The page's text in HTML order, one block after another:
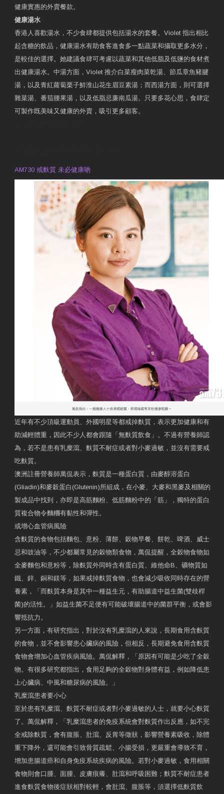
健康實惠的外賣餐款。
健康湯水
香港人喜歡湯水，不少食肆都提供包括湯水的套餐。Violet 指出相比
起含糖的飲品，健康湯水有助食客進食多一點蔬菜和攝取更多水分，
是較佳的選擇。她建議食肆可考慮以蔬菜和其他低脂及低鹽的食材煮
出健康湯水。中湯方面，Violet 推介白菜瘦肉菜乾湯、節瓜章魚豬腱
湯，以及青紅蘿蔔栗子鮮淮山花生眉豆素湯；而西湯方面，則可選擇
雜菜湯、番茄腰果湯，以及低脂忌廉南瓜湯。只要多花心思，食肆定
可製作既美味又健康的外賣，吸引更多顧客。
AM730 戒麩質 未必健康啲
近年有不少頂級運動員、外國明星等都戒掉麩質，表示更加健康和有
助減輕體重，因此不少人都會跟隨「無麩質飲食」。不過有營養師認
為，若不是患有乳糜瀉、麩質不耐症或者對小麥過敏，並沒有需要戒
吃麩質。
澳洲註冊營養師萬侃表示，麩質是一種蛋白質，由麥醇溶蛋白
(Gliadin)和麥穀蛋白(Glutenin)所組成，在小麥、大麥和黑麥及相關的
製成品中找到，亦即是高筋麵粉、低筋麵粉中的「筋」，獨特的蛋白
質複合物令麵糰有黏性和彈性。
或增心血管病風險
含麩質的食物包括麵包、意粉、薄餅、穀物早餐、餅乾、啤酒、威士
忌和豉油等，不少都屬常見的穀物類食物，萬侃提醒，全穀物食物如
全麥麵包和意粉等，除麩質外同時含有蛋白質、維他命B、礦物質如
鐵、鋅、銅和鎂等，如果戒掉麩質食物，也會減少吸收同時存在的營
養素，「而麩質本身是其中一種益生元，有助腸道中益生菌(雙歧桿
菌)的活性。」如益生菌不足便有可能破壞腸道中的菌群平衡，或會影
響抵抗力。
另一方面，有研究指出，對於沒有乳糜瀉的人來說，長期食用含麩質
的食物，並不會影響患心臟病的風險，但相反，長期避免食用含麩質
食物會增加心血管疾病風險。萬侃解釋，「原因有可能是少吃了全穀
物。有很多研究都指出，食用足夠的全穀物對身體有益，例如降低患
上心臟病、中風和糖尿病的風險。」
乳糜瀉患者要小心
至於患有乳糜瀉、麩質不耐症或者對小麥過敏的人士，就要小心麩質
了。萬侃解釋，「乳糜瀉患者的免疫系統會對麩質作出反應，如不完
全戒除麩質，會有腹脹、肚瀉、反胃等徵狀，影響營養素吸收，除體
重下降外，還可能會引致骨質疏鬆、小腸受損，更嚴重會導致不育，
增加患腸道癌和自身免疫系統疾病的風險。若對小麥過敏，食用相關
食物則會口腫、面腫、皮膚痕癢、肚瀉和呼吸困難；麩質不耐症患者
進食麩質食物後症狀相對較輕，會肚瀉、腹脹等，須選擇低麩質飲